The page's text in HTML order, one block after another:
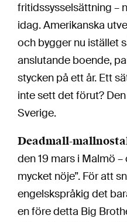
fritidssysselsättning –
idag. Amerikanska
och bygger nu istället
anslutande boende,
stycken på ett år. Ett
inte sett det förut?
Sverige.
Deadmall-
den 19 mars i Malmö
mycket nöje”. För att
engelskspråkig det
en före detta Big